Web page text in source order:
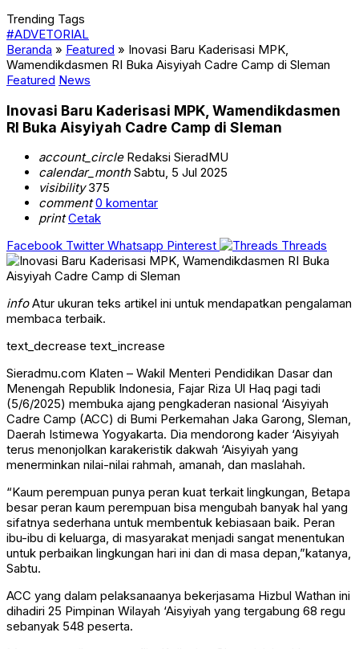
Trending Tags
#ADVETORIAL
Beranda » Featured » Inovasi Baru Kaderisasi MPK,
Wamendikdasmen RI Buka Aisyiyah Cadre Camp di Sleman
Featured News
Inovasi Baru Kaderisasi MPK, Wamendikdasmen
RI Buka Aisyiyah Cadre Camp di Sleman
account_circleRedaksi SieradMU
calendar_monthSabtu, 5 Jul 2025
visibility375
comment 0 komentar
print Cetak
Facebook Twitter Whatsapp Pinterest Threads
infoAtur ukuran teks artikel ini untuk mendapatkan pengalaman
membaca terbaik.
text_decrease text_increase
Sieradmu.com Klaten – Wakil Menteri Pendidikan Dasar dan
Menengah Republik Indonesia, Fajar Riza Ul Haq pagi tadi
(5/6/2025) membuka ajang pengkaderan nasional ‘Aisyiyah
Cadre Camp (ACC) di Bumi Perkemahan Jaka Garong, Sleman,
Daerah Istimewa Yogyakarta. Dia mendorong kader ‘Aisyiyah
terus menonjolkan karakeristik dakwah ‘Aisyiyah yang
menerminkan nilai-nilai rahmah, amanah, dan maslahah.
“Kaum perempuan punya peran kuat terkait lingkungan, Betapa
besar peran kaum perempuan bisa mengubah banyak hal yang
sifatnya sederhana untuk membentuk kebiasaan baik. Peran
ibu-ibu di keluarga, di masyarakat menjadi sangat menentukan
untuk perbaikan lingkungan hari ini dan di masa depan,”katanya,
Sabtu.
ACC yang dalam pelaksanaanya bekerjasama Hizbul Wathan ini
dihadiri 25 Pimpinan Wilayah ‘Aisyiyah yang tergabung 68 regu
sebanyak 548 peserta.